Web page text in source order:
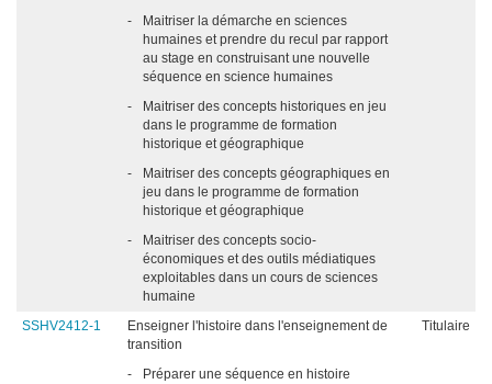
-
Maitriser la démarche en sciences
humaines et prendre du recul par rapport
au stage en construisant une nouvelle
séquence en science humaines
-
Maitriser des concepts historiques en jeu
dans le programme de formation
historique et géographique
-
Maitriser des concepts géographiques en
jeu dans le programme de formation
historique et géographique
-
Maitriser des concepts socio-
économiques et des outils médiatiques
exploitables dans un cours de sciences
humaine
SSHV2412-1
Enseigner l'histoire dans l'enseignement de
transition
Titulaire
-
Préparer une séquence en histoire